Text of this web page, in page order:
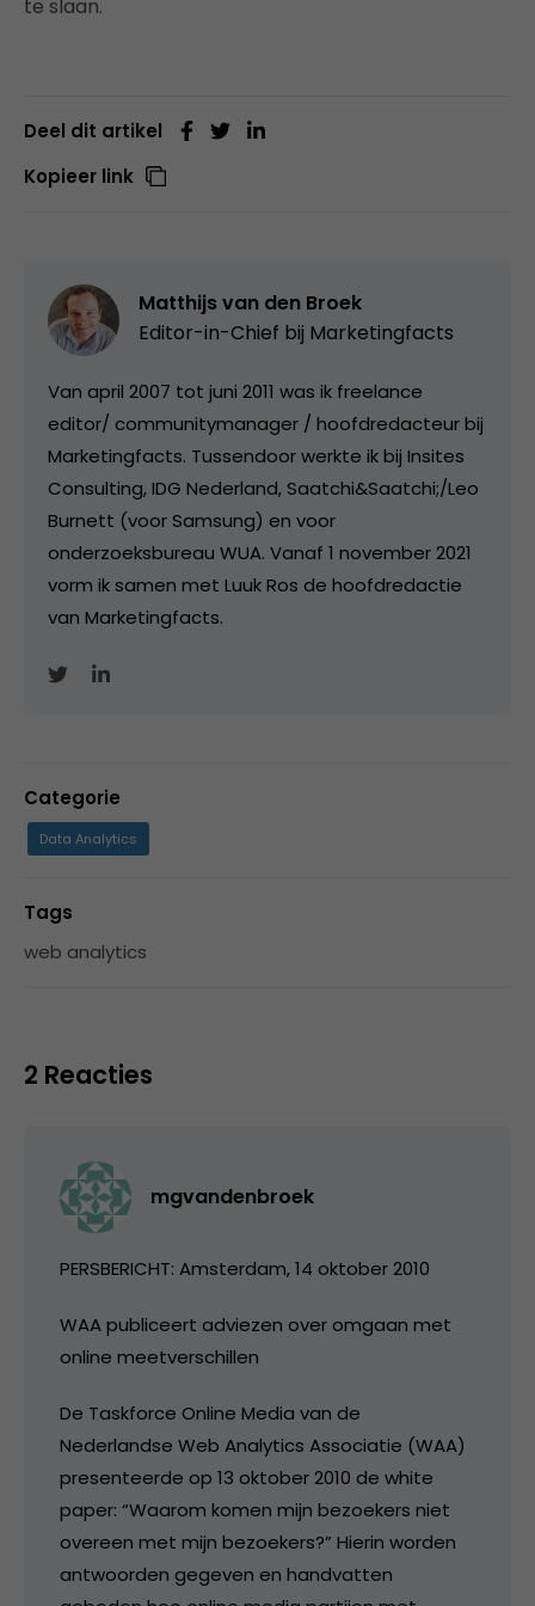
te slaan.
Deel dit artikel
Kopieer link
Matthijs van den Broek
Editor-in-Chief bij Marketingfacts
Van april 2007 tot juni 2011 was ik freelance
editor/ communitymanager / hoofdredacteur bij
Marketingfacts. Tussendoor werkte ik bij Insites
Consulting, IDG Nederland, Saatchi&Saatchi;/Leo
Burnett (voor Samsung) en voor
onderzoeksbureau WUA. Vanaf 1 november 2021
vorm ik samen met Luuk Ros de hoofdredactie
van Marketingfacts.
Categorie
Data Analytics
Tags
web analytics
2 Reacties
mgvandenbroek
PERSBERICHT: Amsterdam, 14 oktober 2010
WAA publiceert adviezen over omgaan met
online meetverschillen
De Taskforce Online Media van de
Nederlandse Web Analytics Associatie (WAA)
presenteerde op 13 oktober 2010 de white
paper: “Waarom komen mijn bezoekers niet
overeen met mijn bezoekers?” Hierin worden
antwoorden gegeven en handvatten